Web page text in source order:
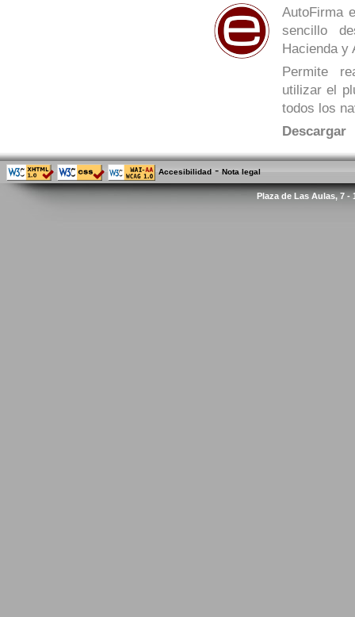
AutoFirma
sencillo
Hacienda y
Permite
utilizar el
todos los
Descargar
Accesibilidad - Nota legal
Plaza de Las Aulas, 7 -